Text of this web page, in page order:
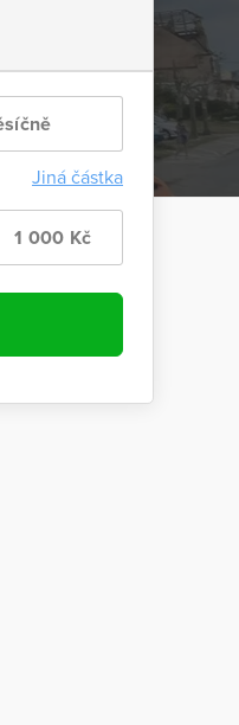
Jiná částka
1 000 Kč